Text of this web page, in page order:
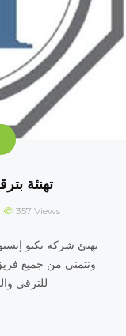
تهنئة
357 Views
تهنئ شركة تكنو
ونتمنى من جميع
للترقى